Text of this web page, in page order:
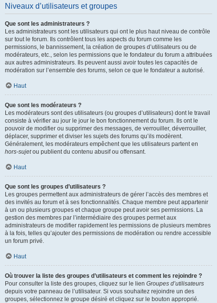
Niveaux d’utilisateurs et groupes
Que sont les administrateurs ?
Les administrateurs sont les utilisateurs qui ont le plus haut niveau de contrôle
sur tout le forum. Ils contrôlent tous les aspects du forum comme les
permissions, le bannissement, la création de groupes d’utilisateurs ou de
modérateurs, etc., selon les permissions que le fondateur du forum a attribuées
aux autres administrateurs. Ils peuvent aussi avoir toutes les capacités de
modération sur l’ensemble des forums, selon ce que le fondateur a autorisé.
Haut
Que sont les modérateurs ?
Les modérateurs sont des utilisateurs (ou groupes d’utilisateurs) dont le travail
consiste à vérifier au jour le jour le bon fonctionnement du forum. Ils ont le
pouvoir de modifier ou supprimer des messages, de verrouiller, déverrouiller,
déplacer, supprimer et diviser les sujets des forums qu’ils modèrent.
Généralement, les modérateurs empêchent que les utilisateurs partent en
hors-sujetou publient du contenu abusif ou offensant.
Haut
Que sont les groupes d’utilisateurs ?
Les groupes permettent aux administrateurs de gérer l’accès des membres et
des invités au forum et à ses fonctionnalités. Chaque membre peut appartenir
à un ou plusieurs groupes et chaque groupe peut avoir ses permissions. La
gestion des membres par l’intermédiaire des groupes permet aux
administrateurs de modifier rapidement les permissions de plusieurs membres
à la fois, telles qu’ajouter des permissions de modération ou rendre accessible
un forum privé.
Haut
Où trouver la liste des groupes d’utilisateurs et comment les rejoindre ?
Pour consulter la liste des groupes, cliquez sur le lien Groupes d’utilisateurs
depuis votre panneau de l’utilisateur. Si vous souhaitez rejoindre un des
groupes, sélectionnez le groupe désiré et cliquez sur le bouton approprié.